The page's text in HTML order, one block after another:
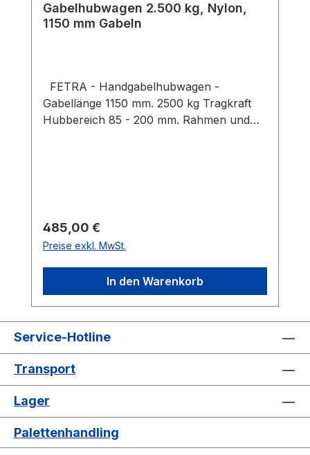
Gabelhubwagen 2.500 kg, Nylon,
1150 mm Gabeln
FETRA - Handgabelhubwagen -
Gabellänge 1150 mm. 2500 kg Tragkraft
Hubbereich 85 - 200 mm. Rahmen und
pulverbeschichtet schwarz, Griff
gummiummantelt Bedienhebel für die
Funktionen: Heben ? Fahren ? Senken
Lenkeinschlag 2 x 100° Radausstattung:
Lenkräder : Nylon Gabelrollen: Nylon,
Tandem Technische Daten: Tragkraft:
2500 kg Gabellänge: 1150 mm Gabelbreite:
160 mm Tragbreite: 540 mm Hubbereich:
85 x 200 mm Gesamtlänge: 1540 mm
Lenkräder Ø x B = 200 x 50 mm
Gabelrollen Ø x B = 80 x 70 mm
Kletterrollen an den Gabelspitzen Gewicht:
73 kg Garantie: 2 Jahre
Regulärer Preis:
485,00 €
Preise exkl. MwSt.
In den Warenkorb
Service-Hotline
Transport
Lager
Palettenhandling